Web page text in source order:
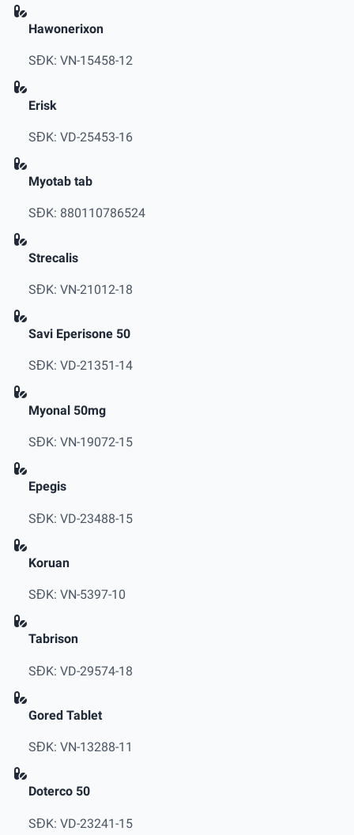
Hawonerixon
SĐK: VN-15458-12
Erisk
SĐK: VD-25453-16
Myotab tab
SĐK: 880110786524
Strecalis
SĐK: VN-21012-18
Savi Eperisone 50
SĐK: VD-21351-14
Myonal 50mg
SĐK: VN-19072-15
Epegis
SĐK: VD-23488-15
Koruan
SĐK: VN-5397-10
Tabrison
SĐK: VD-29574-18
Gored Tablet
SĐK: VN-13288-11
Doterco 50
SĐK: VD-23241-15